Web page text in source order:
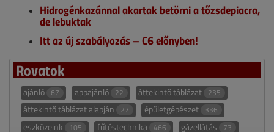
Hidrogénkazánnal akartak betörni a tőzsdepiacra,
de lebuktak
Itt az új szabályozás – C6 előnyben!
Rovatok
ajánló 67 appajánló 22 áttekintő táblázat 235
áttekintő táblázat alapján 27 épületgépészet 336
eszközeink 105 fűtéstechnika 466 gázellátás 73